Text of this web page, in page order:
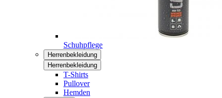
Schuhpflege
Herrenbekleidung
Herrenbekleidung
T-Shirts
Pullover
Hemden